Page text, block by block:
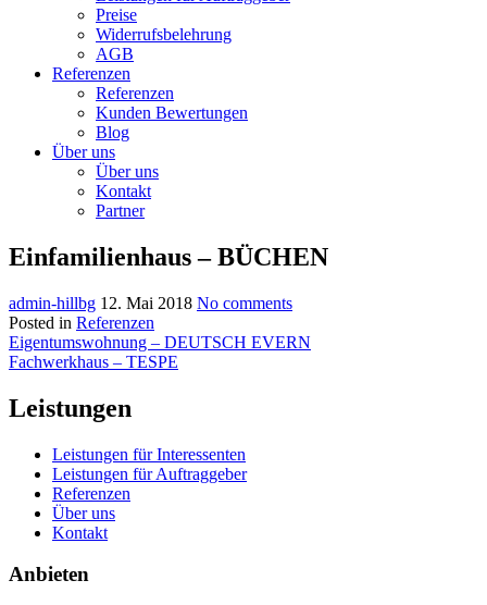
Preise
Widerrufsbelehrung
AGB
Referenzen
Referenzen
Kunden Bewertungen
Blog
Über uns
Über uns
Kontakt
Partner
Einfamilienhaus – BÜCHEN
admin-hillbg 12. Mai 2018 No comments
Posted in Referenzen
Beitragsnavigation
Eigentumswohnung – DEUTSCH EVERN
Fachwerkhaus – TESPE
Leistungen
Leistungen für Interessenten
Leistungen für Auftraggeber
Referenzen
Über uns
Kontakt
Anbieten